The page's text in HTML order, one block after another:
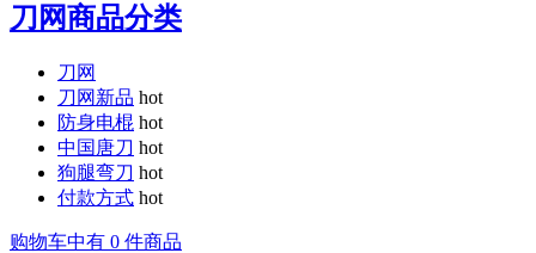
刀网商品分类
刀网
刀网新品 hot
防身电棍 hot
中国唐刀 hot
狗腿弯刀 hot
付款方式 hot
购物车中有 0 件商品